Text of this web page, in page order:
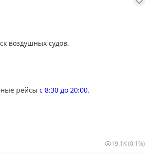
воздушных судов.
рейсы с 8:30 до 20:00.
19.1K(0.1%)